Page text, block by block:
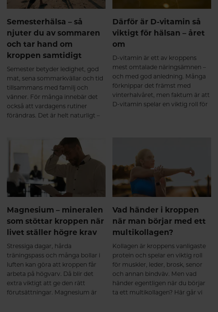
Semesterhälsa – så
njuter du av sommaren
och tar hand om
kroppen samtidigt
Semester betyder ledighet, god
mat, sena sommarkvällar och tid
tillsammans med familj och
vänner. För många innebär det
också att vardagens rutiner
förändras. Det är helt naturligt –
Därför är D-vitamin så
viktigt för hälsan – året
om
D-vitamin är ett av kroppens
mest omtalade näringsämnen –
och med god anledning. Många
förknippar det främst med
vinterhalvåret, men faktum är att
D-vitamin spelar en viktig roll för
en normal benstomme.
Magnesium – mineralen
som stöttar kroppen när
livet ställer högre krav
Stressiga dagar, hårda
träningspass och många bollar i
luften kan göra att kroppen får
arbeta på högvarv. Då blir det
extra viktigt att ge den rätt
förutsättningar. Magnesium är
Vad händer i kroppen
när man börjar med ett
multikollagen?
Kollagen är kroppens vanligaste
protein och spelar en viktig roll
för muskler, leder, brosk, senor
och annan bindväv. Men vad
händer egentligen när du börjar
ta ett multikollagen? Här går vi